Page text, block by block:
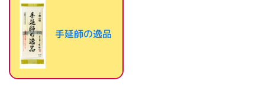
手延師の逸品